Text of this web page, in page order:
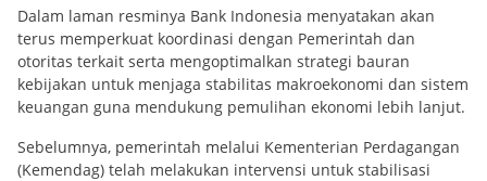
Dalam laman resminya Bank Indonesia menyatakan akan
terus memperkuat koordinasi dengan Pemerintah dan
otoritas terkait serta mengoptimalkan strategi bauran
kebijakan untuk menjaga stabilitas makroekonomi dan sistem
keuangan guna mendukung pemulihan ekonomi lebih lanjut.
Sebelumnya, pemerintah melalui Kementerian Perdagangan
(Kemendag) telah melakukan intervensi untuk stabilisasi